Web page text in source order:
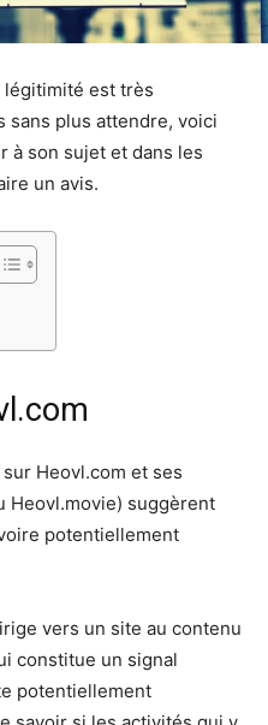
légitimité est très
sans plus attendre, voici
à son sujet et dans les
un avis.
Heovl.com et ses
Heovl.movie) suggèrent
voire potentiellement
vers un site au contenu
constitue un signal
potentiellement